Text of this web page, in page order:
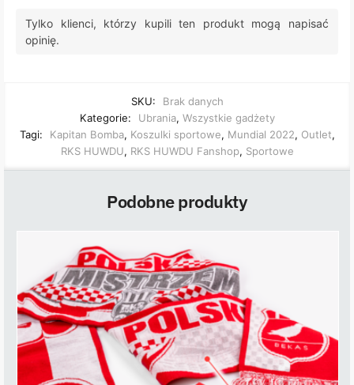
Tylko klienci, którzy kupili ten produkt mogą napisać
opinię.
SKU:
Brak danych
Kategorie:
Ubrania, Wszystkie gadżety
Tagi:
Kapitan Bomba, Koszulki sportowe, Mundial 2022, Outlet,
RKS HUWDU, RKS HUWDU Fanshop, Sportowe
Podobne produkty